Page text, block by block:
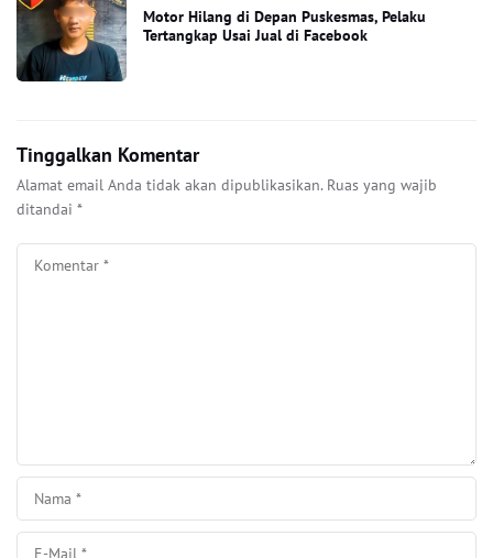
Motor Hilang di Depan Puskesmas, Pelaku
Tertangkap Usai Jual di Facebook
Tinggalkan Komentar
Alamat email Anda tidak akan dipublikasikan. Ruas yang wajib
ditandai *